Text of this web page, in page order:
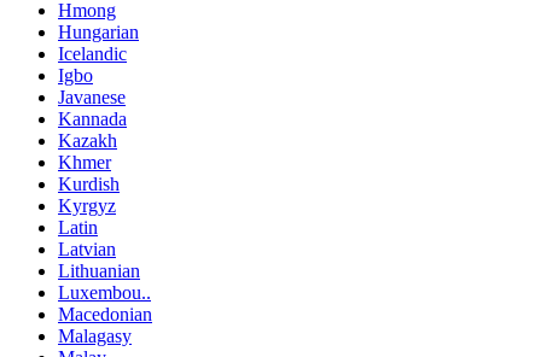
Hmong
Hungarian
Icelandic
Igbo
Javanese
Kannada
Kazakh
Khmer
Kurdish
Kyrgyz
Latin
Latvian
Lithuanian
Luxembou..
Macedonian
Malagasy